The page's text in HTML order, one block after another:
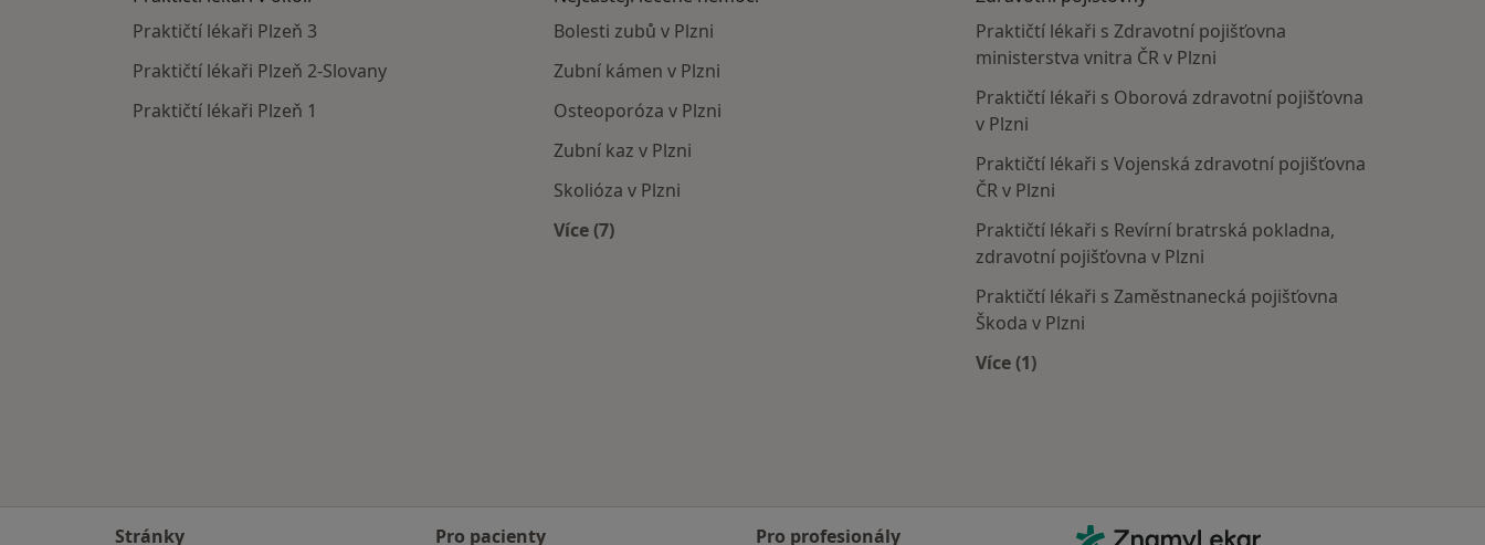
Praktičtí lékaři Plzeň 3
Praktičtí lékaři Plzeň 2-Slovany
Praktičtí lékaři Plzeň 1
Bolesti zubů v Plzni
Zubní kámen v Plzni
Osteoporóza v Plzni
Zubní kaz v Plzni
Skolióza v Plzni
Více (7)
Praktičtí lékaři s Zdravotní pojišťovna
ministerstva vnitra ČR v Plzni
Praktičtí lékaři s Oborová zdravotní pojišťovna
v Plzni
Praktičtí lékaři s Vojenská zdravotní pojišťovna
ČR v Plzni
Praktičtí lékaři s Revírní bratrská pokladna,
zdravotní pojišťovna v Plzni
Praktičtí lékaři s Zaměstnanecká pojišťovna
Škoda v Plzni
Více (1)
Stránky Pro pacienty Pro profesionály ZnamyLekar - Hlavní stránka